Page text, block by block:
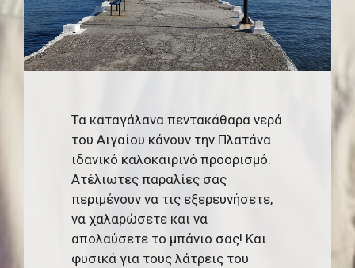
Τα καταγάλανα πεντακάθαρα νερά
του Αιγαίου κάνουν την Πλατάνα
ιδανικό καλοκαιρινό προορισμό.
Ατέλιωτες παραλίες σας
περιμένουν να τις εξερευνήσετε,
να χαλαρώσετε και να
απολαύσετε το μπάνιο σας! Και
φυσικά για τους λάτρεις του